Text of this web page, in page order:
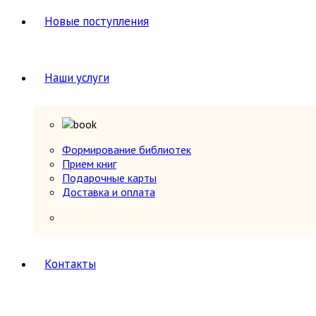
Общие вопросы. Книги,
Общие вопросы. Книги,
периодов
СССР и Россия после 1917 г.
Коллекционирование (марки, монеты,
награды и др.)
Новые поступления
Наши услуги
Формирование библиотек
Прием книг
Подарочные карты
Доставка и оплата
Контакты